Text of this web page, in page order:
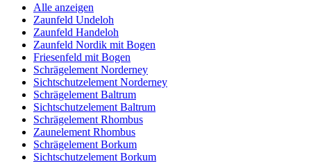
Alle anzeigen
Zaunfeld Undeloh
Zaunfeld Handeloh
Zaunfeld Nordik mit Bogen
Friesenfeld mit Bogen
Schrägelement Norderney
Sichtschutzelement Norderney
Schrägelement Baltrum
Sichtschutzelement Baltrum
Schrägelement Rhombus
Zaunelement Rhombus
Schrägelement Borkum
Sichtschutzelement Borkum